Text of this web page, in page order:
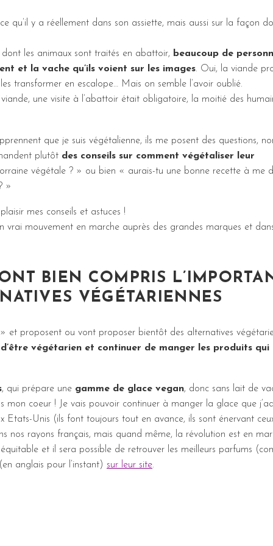
qu’il y a réellement dans son assiette, mais aussi sur la façon
les animaux sont traités en abattoir, beaucoup de
et la vache qu’ils voient sur les images. Oui, la viande
transformer en escalope… Mais on semble l’avoir oublié.
une visite à l’abattoir était obligatoire, la moitié des
que je suis végétalienne, ils me posent des questions,
plutôt des conseils sur comment végétaliser leur
végétale ? » ou bien « aurais-tu une bonne recette à me
»
mes conseils et astuces !
vrai mouvement en marche auprès des grandes marques et
BIEN COMPRIS
VÉGÉTARIENNES
et proposent ou vont proposer bientôt des alternatives
végétarien et continuer de manger les produits qui
, qui prépare une gamme de glace vegan, donc sans lait de
coeur ! Je vais pouvoir continuer à manger la glace que
Etats-Unis (ils font toujours tout en avance, ils sont énervant
nos rayons français, mais quand même, la révolution est en
et il sera possible de retrouver les meilleurs parfums
anglais pour l’instant) sur leur site.